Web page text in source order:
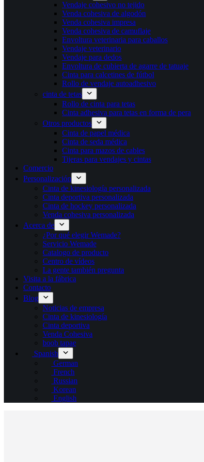
Vendaje cohesivo no tejido
Venda cohesiva de algodón
Venda cohesiva impresa
Venda cohesiva de camuflaje
Envoltura veterinaria para caballos
Vendaje veterinario
Vendaje para dedos
Envoltura de cubierta de agarre de tatuaje
Cinta para calcetines de fútbol
Rollo de vendaje autoadhesivo
cinta de tetas
Rollo de cinta para tetas
Cinta adhesiva para tetas en forma de pera
Otros productos
Cinta de papel médica
Cinta de seda médica
Cinta para mazos de cables
Tijeras para vendajes y cintas
Comercio
Personalización
Cinta de kinesiología personalizada
Cinta deportiva personalizada
Cinta de hockey personalizada
Venda cohesiva personalizada
Acerca de
¿Por qué elegir Wemade?
Servicio Wemade
Catalogo de producto
Centro de vídeos
La gente también pregunta
Visita a la fábrica
Contacto
Blog
Noticias de empresa
Cinta de kinesiología
Cinta deportiva
Venda Cohesiva
boob tapae
Spanish
German
French
Russian
Korean
English